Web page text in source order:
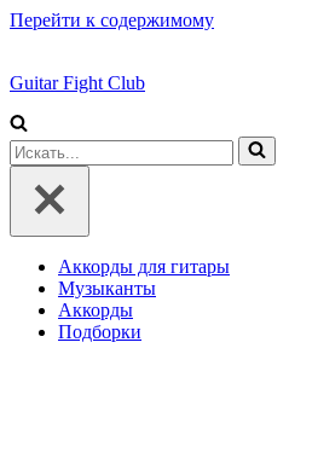
Перейти к содержимому
Guitar Fight Club
Искать...
Аккорды для гитары
Музыканты
Аккорды
Подборки